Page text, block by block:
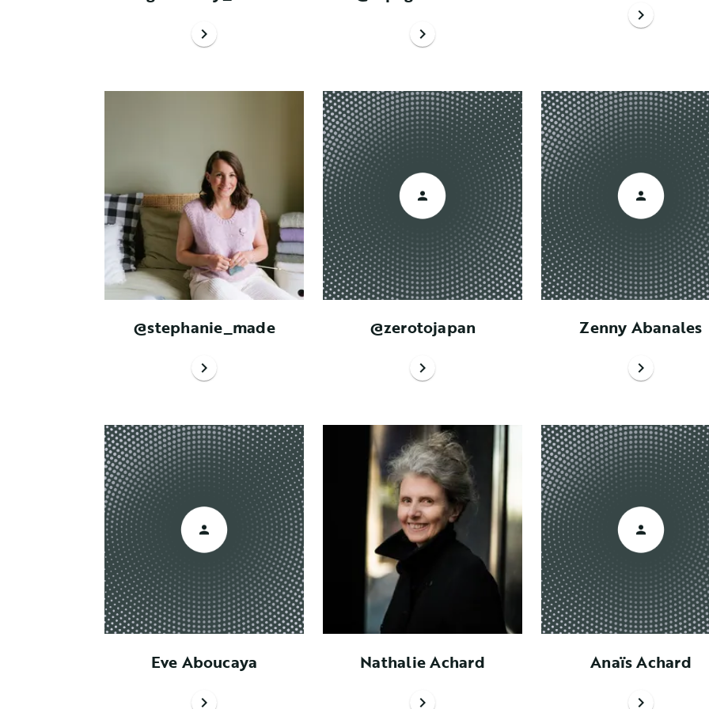
chevron_right chevron_right
chevron_right
@stephanie_made
chevron_right
@zerotojapan
chevron_right
Zenny Abanales
chevron_right
Eve Aboucaya
chevron_right
Nathalie Achard
chevron_right
Anaïs Achard
chevron_right